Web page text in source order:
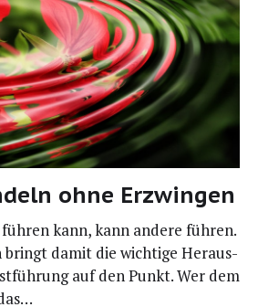
ohne Erzwingen
kann, kann ande­re füh­ren.
bringt damit die wich­ti­ge Her­aus­
auf den Punkt. Wer dem